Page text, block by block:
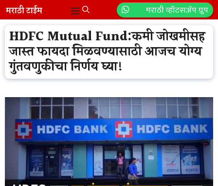
Skip
to
content
मराठी व्हॉटसॲप ग्रुप
Menu
HDFC Mutual Fund:कमी जोखमीसह
जास्त फायदा मिळवण्यासाठी आजच योग्य
गुंतवणुकीचा निर्णय घ्या!